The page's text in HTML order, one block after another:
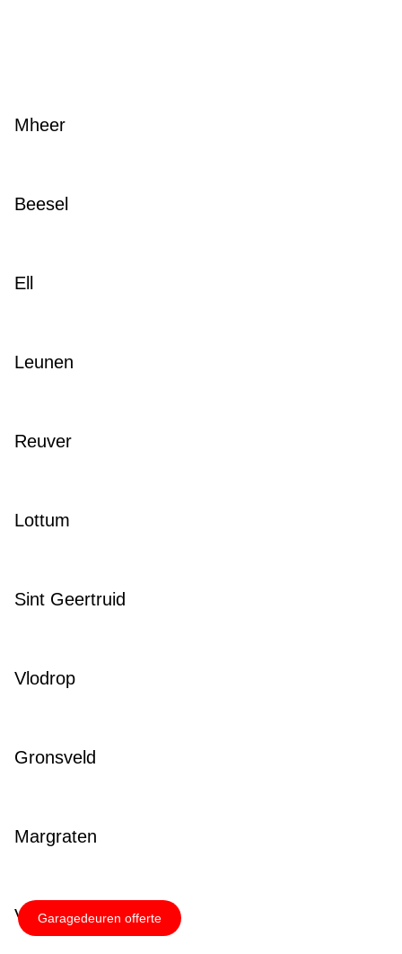
Mheer
Beesel
Ell
Leunen
Reuver
Lottum
Sint Geertruid
Vlodrop
Gronsveld
Margraten
Velden
Garagedeuren offerte